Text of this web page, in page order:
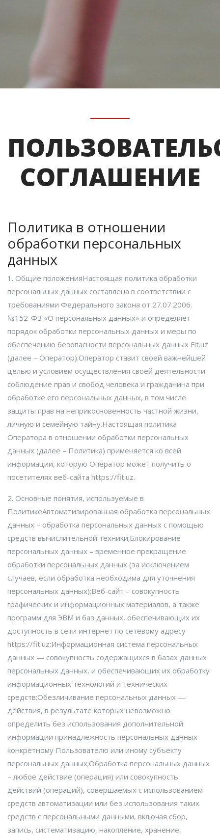
СОГЛАШЕНИЕ
Политика в отношении
обработки персональных
данных
1. Общие положенияНастоящая политика обработки
персональных данных составлена в соответствии с
требованиями Федерального закона от 27.07.2006.
№152-ФЗ «О персональных данных» и определяет
порядок обработки персональных данных и меры по
обеспечению безопасности персональных данных Fit.uz
(далее – Оператор).Оператор ставит своей важнейшей
целью и условием осуществления своей деятельности
соблюдение прав и свобод человека и гражданина при
обработке его персональных данных, в том числе
защиты прав на неприкосновенность частной жизни,
личную и семейную тайну.Настоящая политика
Оператора в отношении обработки персональных
данных (далее – Политика) применяется ко всей
информации, которую Оператор может получить о
посетителях веб-сайта https://fit.uz.
2. Основные понятия, используемые в
ПолитикеАвтоматизированная обработка персональных
данных – обработка персональных данных с помощью
средств вычислительной техники;Блокирование
персональных данных – временное прекращение
обработки персональных данных (за исключением
случаев, если обработка необходима для уточнения
персональных данных);Веб-сайт – совокупность
графических и информационных материалов, а также
программ для ЭВМ и баз данных, обеспечивающих их
доступность в сети интернет по сетевому адресу
https://fit.uz;Информационная система персональных
данных — совокупность содержащихся в базах данных
персональных данных, и обеспечивающих их обработку
информационных технологий и технических
средств;Обезличивание персональных данных —
действия, в результате которых невозможно
определить без использования дополнительной
информации принадлежность персональных данных
конкретному Пользователю или иному субъекту
персональных данных;Обработка персональных данных
– любое действие (операция) или совокупность
действий (операций), совершаемых с использованием
средств автоматизации или без использования таких
средств с персональными данными, включая сбор,
запись, систематизацию, накопление, хранение,